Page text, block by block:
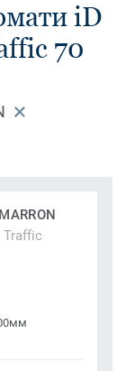
iD
70